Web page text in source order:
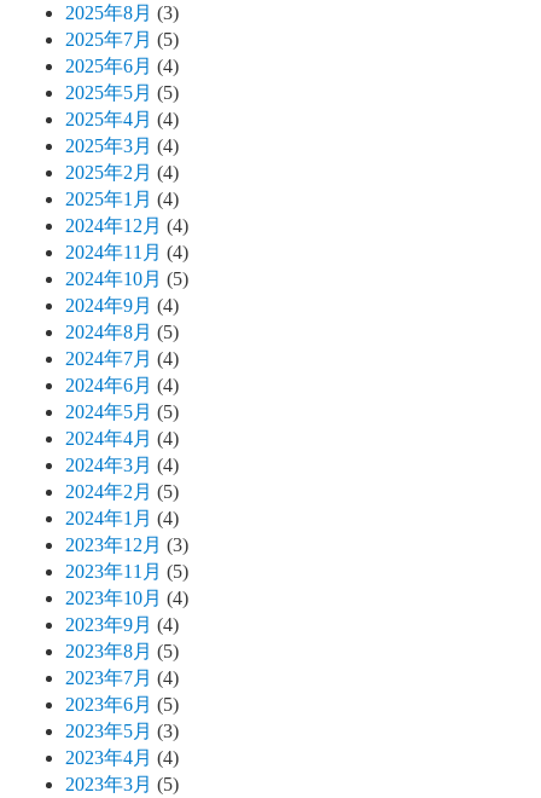
2025年8月 (3)
2025年7月 (5)
2025年6月 (4)
2025年5月 (5)
2025年4月 (4)
2025年3月 (4)
2025年2月 (4)
2025年1月 (4)
2024年12月 (4)
2024年11月 (4)
2024年10月 (5)
2024年9月 (4)
2024年8月 (5)
2024年7月 (4)
2024年6月 (4)
2024年5月 (5)
2024年4月 (4)
2024年3月 (4)
2024年2月 (5)
2024年1月 (4)
2023年12月 (3)
2023年11月 (5)
2023年10月 (4)
2023年9月 (4)
2023年8月 (5)
2023年7月 (4)
2023年6月 (5)
2023年5月 (3)
2023年4月 (4)
2023年3月 (5)